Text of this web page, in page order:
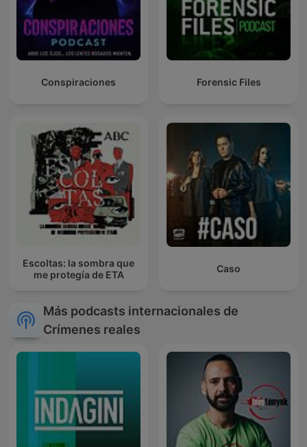
Conspiraciones Forensic Files
Escoltas: la sombra que
me protegía de ETA
Caso
Más podcasts internacionales de
Crímenes reales